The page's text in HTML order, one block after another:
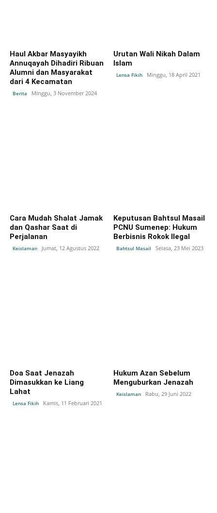
Haul Akbar Masyayikh
Annuqayah Dihadiri Ribuan
Alumni dan Masyarakat
dari 4 Kecamatan
Berita Minggu, 3 November 2024
Urutan Wali Nikah Dalam
Islam
Lensa Fikih Minggu, 18 April 2021
Cara Mudah Shalat Jamak
dan Qashar Saat di
Perjalanan
Keislaman Jumat, 12 Agustus 2022
Keputusan Bahtsul Masail
PCNU Sumenep: Hukum
Berbisnis Rokok Ilegal
Bahtsul Masail Selasa, 23 Mei 2023
Doa Saat Jenazah
Dimasukkan ke Liang
Lahat
Lensa Fikih Kamis, 11 Februari 2021
Hukum Azan Sebelum
Menguburkan Jenazah
Keislaman Rabu, 29 Juni 2022